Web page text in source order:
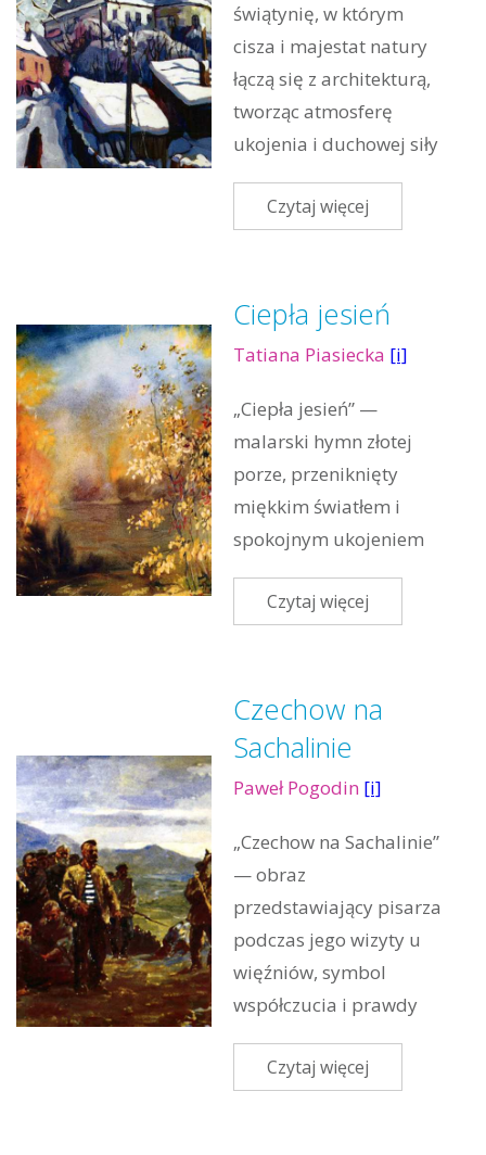
świątynię, w którym
cisza i majestat natury
łączą się z architekturą,
tworząc atmosferę
ukojenia i duchowej siły
Czytaj więcej
Ciepła jesień
Tatiana Piasiecka [i]
„Ciepła jesień” —
malarski hymn złotej
porze, przeniknięty
miękkim światłem i
spokojnym ukojeniem
Czytaj więcej
Czechow na
Sachalinie
Paweł Pogodin [i]
„Czechow na Sachalinie”
— obraz
przedstawiający pisarza
podczas jego wizyty u
więźniów, symbol
współczucia i prawdy
Czytaj więcej